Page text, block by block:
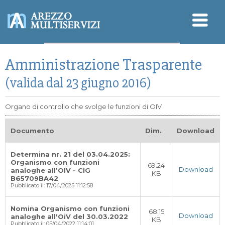
Qualità - Ambiente
Modello Organizzativo
D.Lgs. 196/2003 (Privacy)
Amministrazione Trasparente
(valida dal 23 giugno 2016)
Organo di controllo che svolge le funzioni di OIV
Documento Dim. Download
Determina nr. 21 del 03.04.2025:
Organismo con funzioni
analoghe all’OIV - CIG
B65709BA42
Pubblicato il: 17/04/2025 11:12:58
69.24
KB
Download
Nomina Organismo con funzioni
analoghe all'OiV del 30.03.2022
68.15
KB
Download